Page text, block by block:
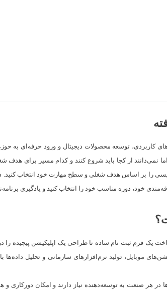
کاربردی، توسعه محصولات دیجیتال و ورود حرفه‌ای به
نمی‌دانند از کجا باید شروع کنند و کدام مسیر برای
را بر اساس هدف شغلی و سطح مهارت خود انتخاب
خود، دوره مناسب خود را انتخاب کنید و یادگیری
فرم ثبت نام ساده تا طراحی یک اپلیکیشن پیچیده را در
موبایل، تولید نرم‌افزارهای سازمانی و تحلیل
در هر صنعت به توسعه‌دهنده نیاز دارند و امکان